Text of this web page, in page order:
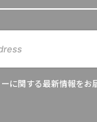
に関する最新情報をお